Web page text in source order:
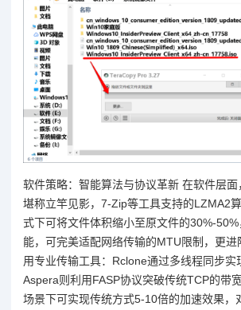
软件策略：智能算法与协议革新 在软件层面
堪称立竿见影，7-Zip等工具支持的LZMA2
式下可将文件体积缩小至原文件的30%-
能，可完美适配网络传输的MTU限制，更
用专业传输工具：Rclone通过多线程同步实
Aspera则利用FASP协议突破传统TCP的带
场景下可实现传统方式5-10倍的加速效果，